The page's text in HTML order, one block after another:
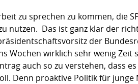
zu sprechen zu kommen, die
nutzen. Das ist ganz klar der
der
Wochen wirklich sehr wenig
auch so zu verstehen, dass
Denn proaktive Politik für